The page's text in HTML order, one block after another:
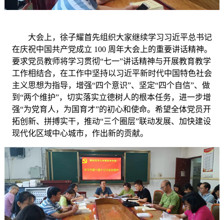
大会上，徐子耀首先组织大家继续学习习近平总书记
在庆祝中国共产党成立 100 周年大会上的重要讲话精神。
要求党员教师将学习贯彻“七一”讲话精神与开展教育教学
工作相结合，在工作中坚持以习近平新时代中国特色社会
主义思想为指导，增强“四个意识”、坚定“四个自信”、做
到“两个维护”，切实落实立德树人的根本任务，进一步增
强“为党育人，为国育才”的初心和使命。希望全体党员开
拓创新、拼搏实干，推动“三个圈层”联动发展、加快建设
现代化区域中心城市，作出新的贡献。